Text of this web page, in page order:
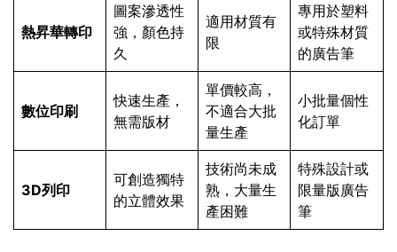
熱昇華轉印
圖案滲透性
強，顏色持
久
適用材質有
限
專用於塑料
或特殊材質
的廣告筆
數位印刷
快速生產，
無需版材
單價較高，
不適合大批
量生產
小批量個性
化訂單
3D列印
可創造獨特
的立體效果
技術尚未成
熟，大量生
產困難
特殊設計或
限量版廣告
筆